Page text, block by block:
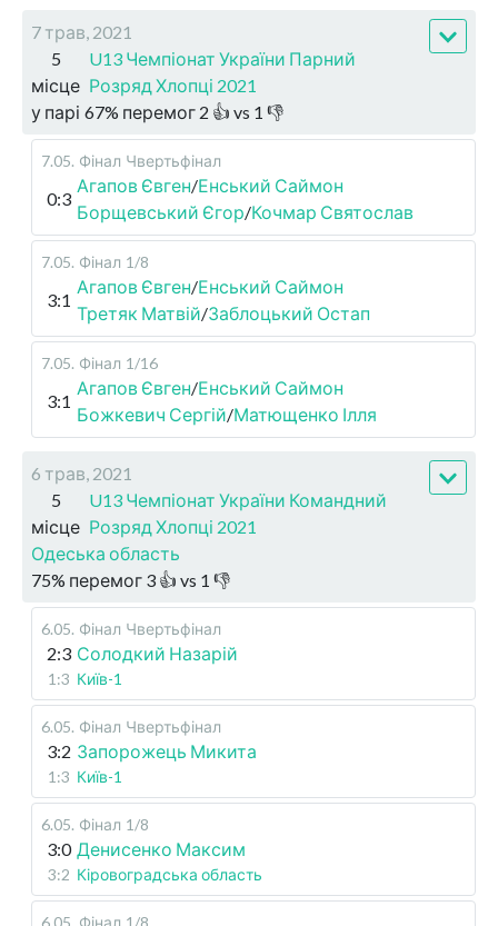
7 трав, 2021
5
місце
U13 Чемпіонат України Парний
Розряд Хлопці 2021
у парі 67% перемог 2 👍 vs 1 👎
7.05. Фінал Чвертьфінал
0:3
Агапов Євген/Енський Саймон
Борщевський Єгор/Кочмар Святослав
7.05. Фінал 1/8
3:1
Агапов Євген/Енський Саймон
Третяк Матвій/Заблоцький Остап
7.05. Фінал 1/16
3:1
Агапов Євген/Енський Саймон
Божкевич Сергій/Матющенко Ілля
6 трав, 2021
5
місце
U13 Чемпіонат України Командний
Розряд Хлопці 2021
Одеська область
75% перемог 3 👍 vs 1 👎
6.05. Фінал Чвертьфінал
2:3 Солодкий Назарій
1:3 Київ-1
6.05. Фінал Чвертьфінал
3:2 Запорожець Микита
1:3 Київ-1
6.05. Фінал 1/8
3:0 Денисенко Максим
3:2 Кіровоградська область